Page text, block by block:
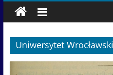
Uniwersytet Wrocławski